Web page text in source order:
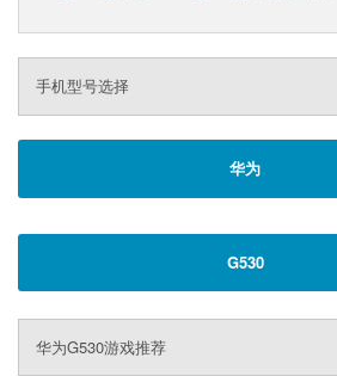
手机型号选择
华为
G530
华为G530游戏推荐